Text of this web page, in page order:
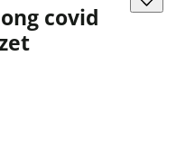
covid